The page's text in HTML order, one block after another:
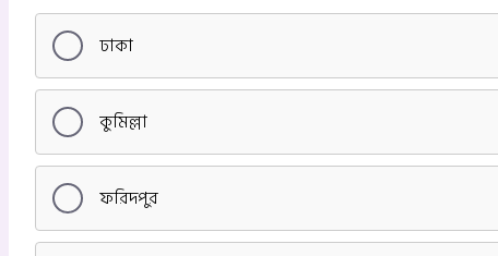
ঢাকা
কুমিল্লা
ফরিদপুর